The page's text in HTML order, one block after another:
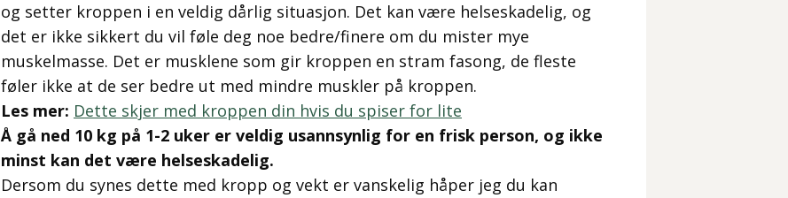
og setter kroppen i en veldig dårlig situasjon. Det kan være helseskadelig, og
det er ikke sikkert du vil føle deg noe bedre/finere om du mister mye
muskelmasse. Det er musklene som gir kroppen en stram fasong, de fleste
føler ikke at de ser bedre ut med mindre muskler på kroppen.
Les mer: Dette skjer med kroppen din hvis du spiser for lite
Å gå ned 10 kg på 1-2 uker er veldig usannsynlig for en frisk person, og ikke
minst kan det være helseskadelig.
Dersom du synes dette med kropp og vekt er vanskelig håper jeg du kan